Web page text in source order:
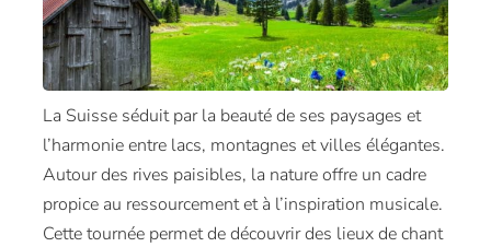
La Suisse séduit par la beauté de ses paysages et
l’harmonie entre lacs, montagnes et villes élégantes.
Autour des rives paisibles, la nature offre un cadre
propice au ressourcement et à l’inspiration musicale.
Cette tournée permet de découvrir des lieux de chant